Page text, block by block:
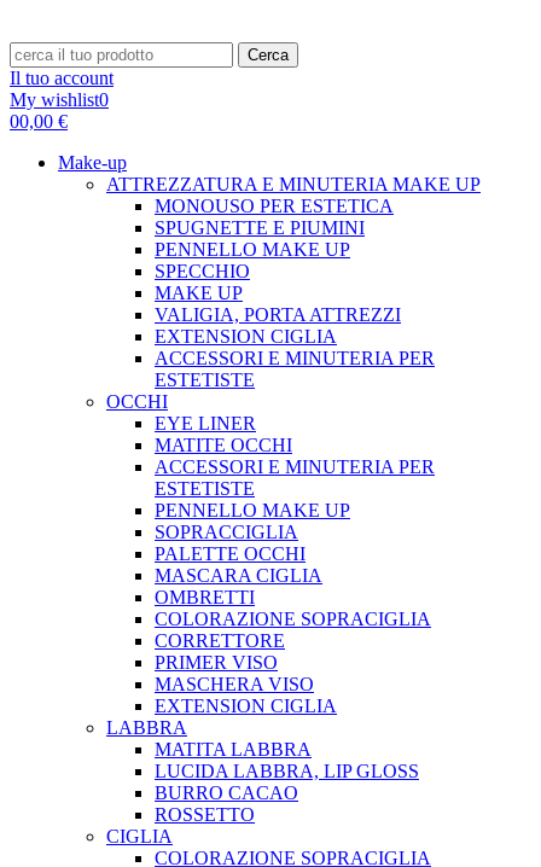
Cerca
Il tuo account
My wishlist0
00,00 €
Make-up
ATTREZZATURA E MINUTERIA MAKE UP
MONOUSO PER ESTETICA
SPUGNETTE E PIUMINI
PENNELLO MAKE UP
SPECCHIO
MAKE UP
VALIGIA, PORTA ATTREZZI
EXTENSION CIGLIA
ACCESSORI E MINUTERIA PER
ESTETISTE
OCCHI
EYE LINER
MATITE OCCHI
ACCESSORI E MINUTERIA PER
ESTETISTE
PENNELLO MAKE UP
SOPRACCIGLIA
PALETTE OCCHI
MASCARA CIGLIA
OMBRETTI
COLORAZIONE SOPRACIGLIA
CORRETTORE
PRIMER VISO
MASCHERA VISO
EXTENSION CIGLIA
LABBRA
MATITA LABBRA
LUCIDA LABBRA, LIP GLOSS
BURRO CACAO
ROSSETTO
CIGLIA
COLORAZIONE SOPRACIGLIA